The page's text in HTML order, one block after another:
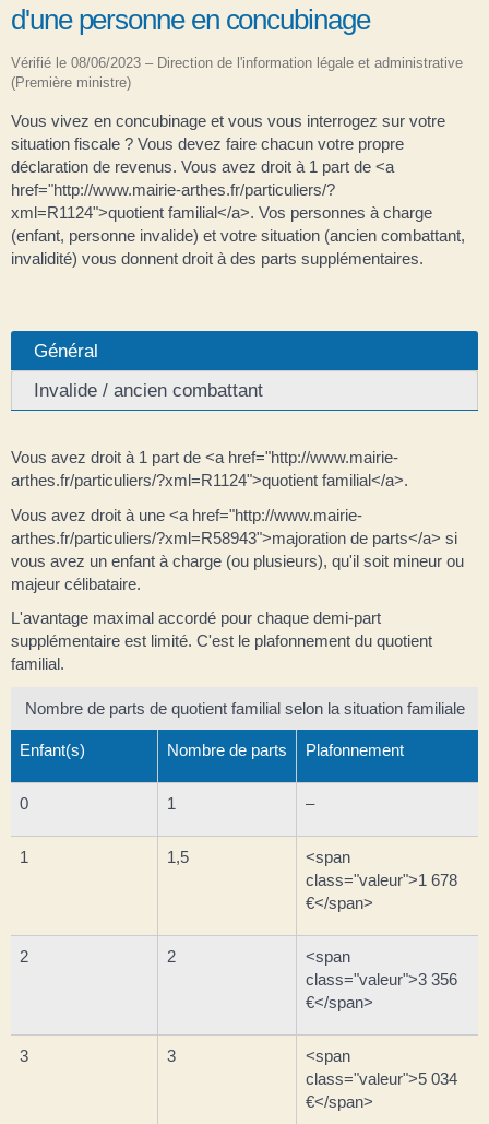
d'une personne en concubinage
Vérifié le 08/06/2023 – Direction de l'information légale et administrative
(Première ministre)
Vous vivez en concubinage et vous vous interrogez sur votre
situation fiscale ? Vous devez faire chacun votre propre
déclaration de revenus. Vous avez droit à 1 part de <a
href="http://www.mairie-arthes.fr/particuliers/?
xml=R1124">quotient familial</a>. Vos personnes à charge
(enfant, personne invalide) et votre situation (ancien combattant,
invalidité) vous donnent droit à des parts supplémentaires.
Général
Invalide / ancien combattant
Vous avez droit à 1 part de <a href="http://www.mairie-
arthes.fr/particuliers/?xml=R1124">quotient familial</a>.
Vous avez droit à une <a href="http://www.mairie-
arthes.fr/particuliers/?xml=R58943">majoration de parts</a> si
vous avez un enfant à charge (ou plusieurs), qu'il soit mineur ou
majeur célibataire.
L'avantage maximal accordé pour chaque demi-part
supplémentaire est limité. C'est le plafonnement du quotient
familial.
Nombre de parts de quotient familial selon la situation familiale
Enfant(s) Nombre de parts Plafonnement
0 1 –
1 1,5
<span
class="valeur">1 678
€</span>
2 2
<span
class="valeur">3 356
€</span>
3 3
<span
class="valeur">5 034
€</span>